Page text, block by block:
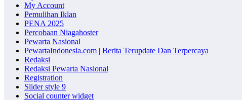
My Account
Pemulihan Iklan
PENA 2025
Percobaan Niagahoster
Pewarta Nasional
PewartaIndonesia.com | Berita Terupdate Dan Terpercaya
Redaksi
Redaksi Pewarta Nasional
Registration
Slider style 9
Social counter widget